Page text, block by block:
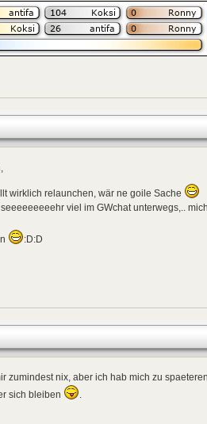
wirklich relaunchen, wär ne goile Sache
viel im GWchat unterwegs,..
:D:D
zumindest nix, aber ich hab mich zu
sich bleiben
.